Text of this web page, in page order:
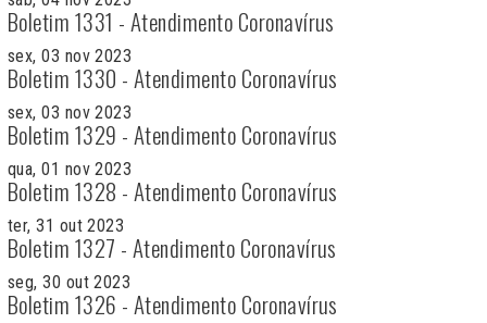
Boletim 1331 - Atendimento Coronavírus
sex, 03 nov 2023
Boletim 1330 - Atendimento Coronavírus
sex, 03 nov 2023
Boletim 1329 - Atendimento Coronavírus
qua, 01 nov 2023
Boletim 1328 - Atendimento Coronavírus
ter, 31 out 2023
Boletim 1327 - Atendimento Coronavírus
seg, 30 out 2023
Boletim 1326 - Atendimento Coronavírus